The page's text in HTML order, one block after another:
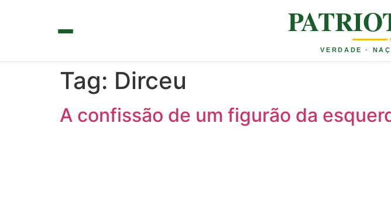
VERDADE ·
Tag: Dirceu
A confissão de um figurão da